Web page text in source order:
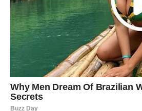
sprema.
Škorpija
Škorpije danas osećaju da se
ljubavnom životu. Intuicija vam je
osećate ko je iskren prema vama, a